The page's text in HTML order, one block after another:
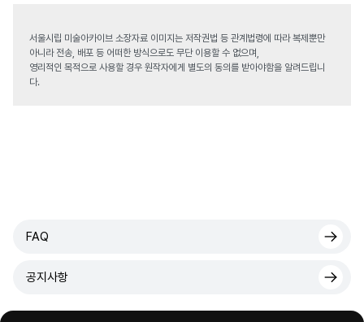
서울시립 미술아카이브 소장자료 이미지는 저작권법 등 관계법령에 따라 복제뿐만
아니라 전송, 배포 등 어떠한 방식으로도 무단 이용할 수 없으며,
영리적인 목적으로 사용할 경우 원작자에게 별도의 동의를 받아야함을 알려드립니
다.
FAQ
공지사항